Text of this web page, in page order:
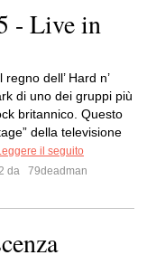
- Live in
dell’ Hard n’
di uno dei gruppi più
britannico. Questo
della televisione
il seguito
da
79deadman